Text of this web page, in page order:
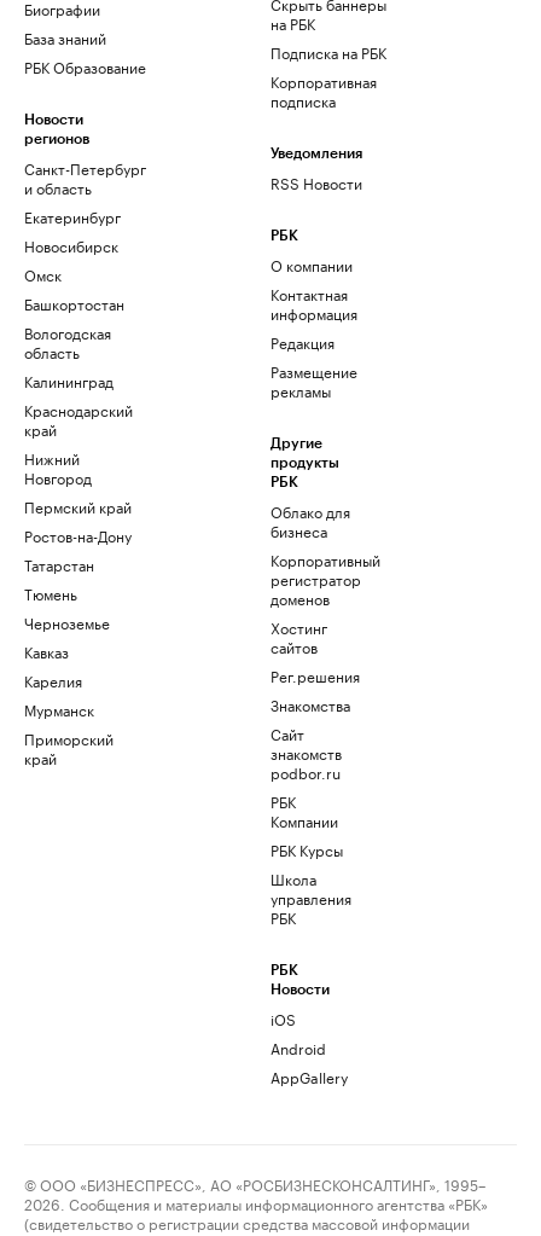
Биографии
База знаний
РБК Образование
Новости
регионов
Санкт-Петербург
и область
Екатеринбург
Новосибирск
Омск
Башкортостан
Вологодская
область
Калининград
Краснодарский
край
Нижний
Новгород
Пермский край
Ростов-на-Дону
Татарстан
Тюмень
Черноземье
Кавказ
Карелия
Мурманск
Приморский
край
на РБК
Подписка на РБК
Корпоративная
подписка
Уведомления
RSS Новости
РБК
О компании
Контактная
информация
Редакция
Размещение
рекламы
Другие
продукты
РБК
Облако для
бизнеса
Корпоративный
регистратор
доменов
Хостинг
сайтов
Рег.решения
Знакомства
Сайт
знакомств
podbor.ru
РБК
Компании
РБК Курсы
Школа
управления
РБК
РБК
Новости
iOS
Android
AppGallery
© ООО «БИЗНЕСПРЕСС», АО «РОСБИЗНЕСКОНСАЛТИНГ», 1995–
2026. Сообщения и материалы информационного агентства «РБК»
(свидетельство о регистрации средства массовой информации